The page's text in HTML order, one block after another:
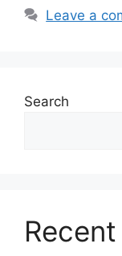
Leave a
Search